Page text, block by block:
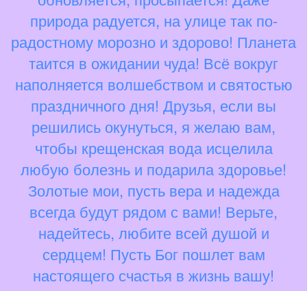
природа радуется, на улице так по-
радостному морозно и здорово! Планета
таится в ожидании чуда! Всё вокруг
наполняется волшебством и святостью
праздничного дня! Друзья, если вы
решились окунуться, я желаю вам,
чтобы крещенская вода исцелила
любую болезнь и подарила здоровье!
Золотые мои, пусть вера и надежда
всегда будут рядом с вами! Верьте,
надейтесь, любите всей душой и
сердцем! Пусть Бог пошлет вам
настоящего счастья в жизнь вашу!